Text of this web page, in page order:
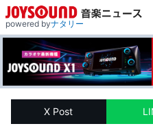
powered byナタリー
X Post